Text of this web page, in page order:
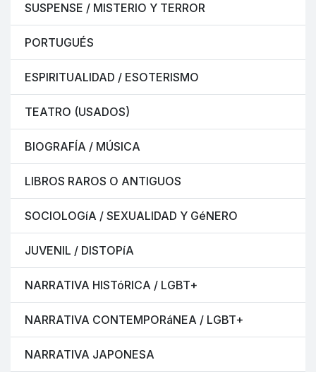
SUSPENSE / MISTERIO Y TERROR
PORTUGUÉS
ESPIRITUALIDAD / ESOTERISMO
TEATRO (USADOS)
BIOGRAFÍA / MÚSICA
LIBROS RAROS O ANTIGUOS
SOCIOLOGíA / SEXUALIDAD Y GéNERO
JUVENIL / DISTOPíA
NARRATIVA HISTóRICA / LGBT+
NARRATIVA CONTEMPORáNEA / LGBT+
NARRATIVA JAPONESA